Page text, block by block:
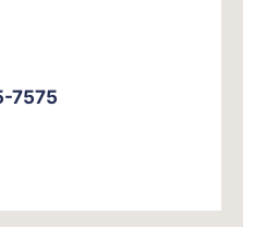
7575